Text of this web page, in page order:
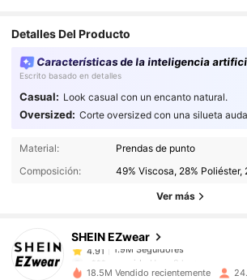
Detalles Del Producto
Características de la inteligencia
Escrito basado en detalles
Casual: Look casual con un encanto natural.
Oversized: Corte oversized con una silueta
Material:
Prendas de punto
Composición:
49% Viscosa, 28% Poliéster,
Ver más
SHEIN EZwear
1.9M Seguidores
1.9M Seguidores
4.91
1.9M Seguidores
a***u
seguidoHace 2 horas
4.91
18.5M Vendido recientemente